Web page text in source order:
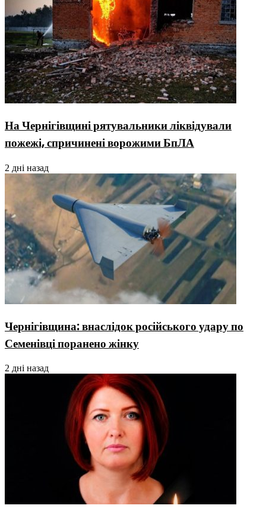
На Чернігівщині рятувальники ліквідували
пожежі, спричинені ворожими БпЛА
2 дні назад
Чернігівщина: внаслідок російського удару по
Семенівці поранено жінку
2 дні назад